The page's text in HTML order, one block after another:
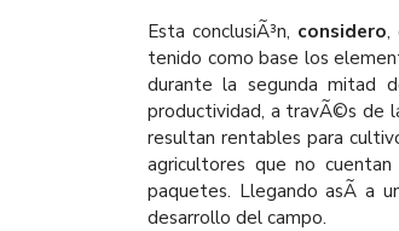
Esta conclusiÃ³n, considero,
tenido como base los
durante la segunda mitad
productividad, a travÃ©s de
resultan rentables para
agricultores que no
paquetes. Llegando asÃ­ a
desarrollo del campo.